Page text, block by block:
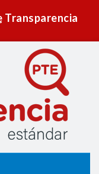
Transparencia